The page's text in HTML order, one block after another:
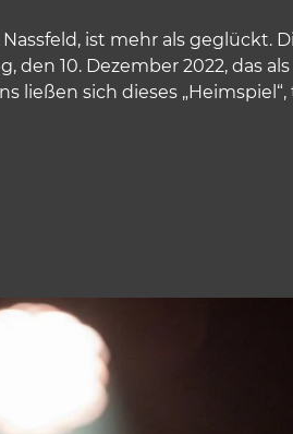
ist mehr als geglückt.
10. Dezember 2022, das
ließen sich dieses